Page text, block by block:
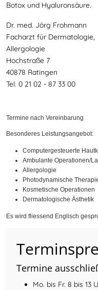
Botox und Hyaluronsäure.
Dr. med. Jörg Frohmann
Facharzt für Dermatologie,
Allergologie
Hochstraße 7
40878 Ratingen
Tel. 0 21 02 - 87 33 00
Termine nach Vereinbarung
Besonderes Leistungsangebot:
Computergesteuerte
Ambulante Operationen/
Allergologie
Photodynamische
Kosmetische Operationen
Dermatologische Ästhetik
Es wird fliessend Englisch
Termine
Mo. bis Fr. 8 bis 13